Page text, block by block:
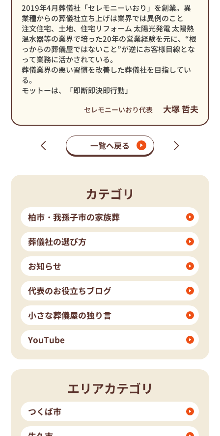
2019年4月葬儀社「セレモニーいおり」を創業。異
業種からの葬儀社立ち上げは業界では異例のこと
注文住宅、土地、住宅リフォーム 太陽光発電 太陽熱
温水器等の業界で培った20年の営業経験を元に、“根
っからの葬儀屋ではないこと”が逆にお客様目線とな
って業務に活かされている。
葬儀業界の悪い習慣を改善した葬儀社を目指してい
る。
モットーは、「即断即決即行動」
セレモニーいおり代表 大塚 哲夫
ー
一覧へ戻る
前
ー
カテゴリ
柏市・我孫子市の家族葬
葬儀社の選び方
お知らせ
代表のお役立ちブログ
小さな葬儀屋の独り言
YouTube
エリアカテゴリ
つくば市